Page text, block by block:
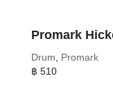
Promark
Drum, Promark
฿ 510